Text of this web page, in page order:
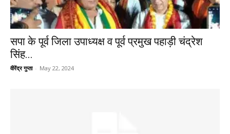
सपा के पूर्व जिला उपाध्यक्ष व पूर्व प्रमुख पहाड़ी चंद्रेश
सिंह...
वीरेंद्र गुप्ता - May 22, 2024